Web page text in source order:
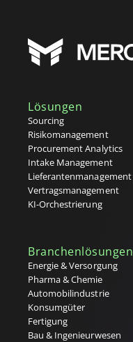
Lösungen
Sourcing
Risikomanagement
Procurement Analytics
Intake Management
Lieferantenmanagement
Vertragsmanagement
KI-Orchestrierung
Branchenlösungen
Energie & Versorgung
Pharma & Chemie
Automobilindustrie
Konsumgüter
Fertigung
Bau & Ingenieurwesen